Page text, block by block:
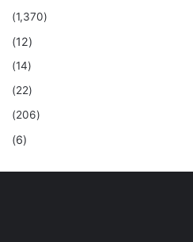
(1,370)
(12)
(14)
(22)
(206)
(6)